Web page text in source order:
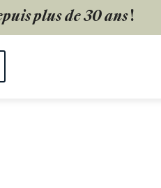
plus de 30 ans!